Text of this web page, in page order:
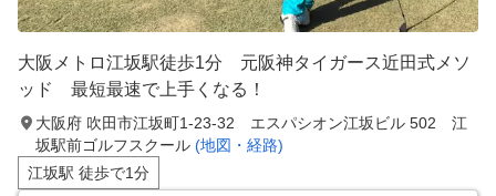
大阪メトロ江坂駅徒歩1分 元阪神タイガース近田式メソ
ッド 最短最速で上手くなる！
大阪府 吹田市江坂町1-23-32 エスパシオン江坂ビル 502 江
坂駅前ゴルフスクール (地図・経路)
江坂駅 徒歩で1分